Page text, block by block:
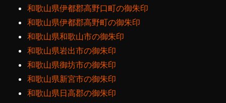
和歌山県伊都郡高野口町の御朱印
和歌山県伊都郡高野町の御朱印
和歌山県和歌山市の御朱印
和歌山県岩出市の御朱印
和歌山県御坊市の御朱印
和歌山県新宮市の御朱印
和歌山県日高郡の御朱印